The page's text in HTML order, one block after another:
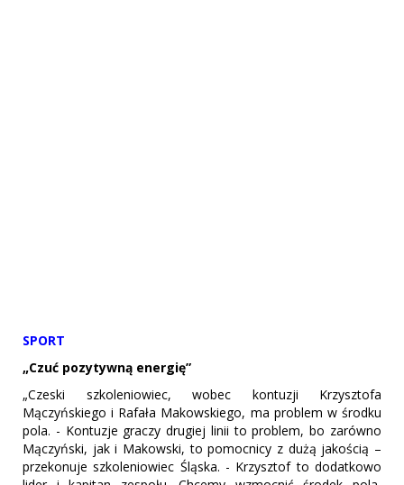
SPORT
„Czuć pozytywną energię”
„Czeski szkoleniowiec, wobec kontuzji Krzysztofa
Mączyńskiego i Rafała Makowskiego, ma problem w środku
pola. - Kontuzje graczy drugiej linii to problem, bo zarówno
Mączyński, jak i Makowski, to pomocnicy z dużą jakością –
przekonuje szkoleniowiec Śląska. - Krzysztof to dodatkowo